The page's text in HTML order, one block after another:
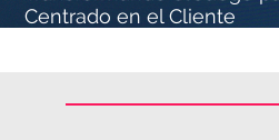
Centrado en el Cliente